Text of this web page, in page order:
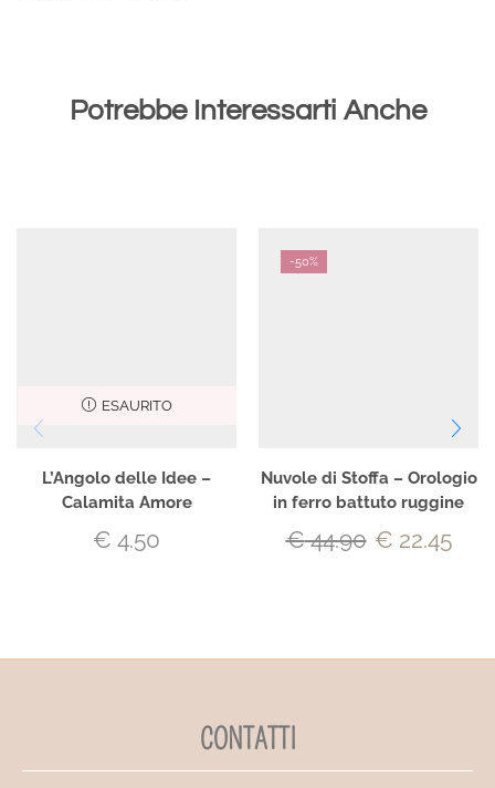
Potrebbe Interessarti Anche
ESAURITO
L’Angolo delle Idee –
Calamita Amore
€ 4.50
-50%
Nuvole di Stoffa – Orologio
in ferro battuto ruggine
€44.90 € 22.45
CONTATTI